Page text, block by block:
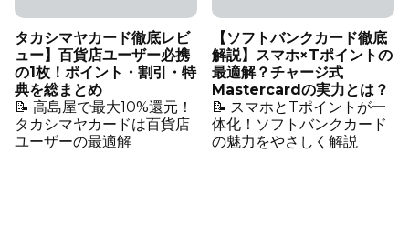
タカシマヤカード徹底レビ
ュー】百貨店ユーザー必携
の1枚！ポイント・割引・特
典を総まとめ
📝 高島屋で最大10%還元！
タカシマヤカードは百貨店
ユーザーの最適解
【ソフトバンクカード徹底
解説】スマホ×Tポイントの
最適解？チャージ式
Mastercardの実力とは？
📝 スマホとTポイントが一
体化！ソフトバンクカード
の魅力をやさしく解説